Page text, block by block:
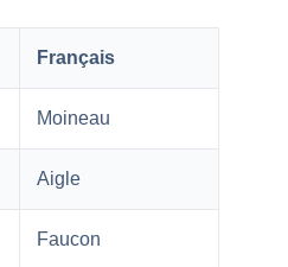
Français
Moineau
Aigle
Faucon